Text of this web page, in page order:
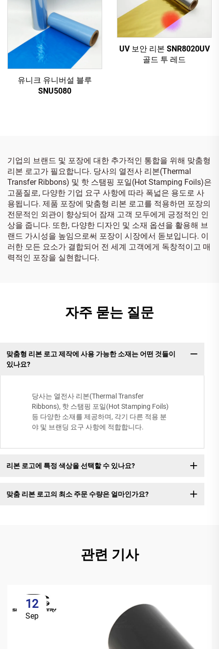
유니크 유니버설 블루
SNU5080
UV 보안 리본 SNR8020UV
골드 투 레드
기업의 브랜드 및 포장에 대한 추가적인 통합을 위해 맞춤형
리본 로고가 필요합니다. 당사의 열전사 리본(Thermal
Transfer Ribbons) 및 핫 스탬핑 포일(Hot Stamping Foils)은
고품질로, 다양한 기업 요구 사항에 따라 폭넓은 용도로 사
용됩니다. 제품 포장에 맞춤형 리본 로고를 적용하면 포장의
전문적인 외관이 향상되어 잠재 고객 모두에게 긍정적인 인
상을 줍니다. 또한, 다양한 디자인 및 소재 옵션을 활용해 브
랜드 가시성을 높임으로써 포장이 시장에서 돋보입니다. 이
러한 모든 요소가 결합되어 전 세계 고객에게 독창적이고 매
력적인 포장을 실현합니다.
자주 묻는 질문
맞춤형 리본 로고 제작에 사용 가능한 소재는 어떤 것들이
있나요?
당사는 열전사 리본(Thermal Transfer
Ribbons), 핫 스탬핑 포일(Hot Stamping Foils)
등 다양한 소재를 제공하며, 각기 다른 적용 분
야 및 브랜딩 요구 사항에 적합합니다.
리본 로고에 특정 색상을 선택할 수 있나요?
맞춤 리본 로고의 최소 주문 수량은 얼마인가요?
관련 기사
12
Sep